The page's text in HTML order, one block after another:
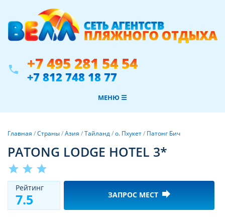
phone +7 495 281 54 54
+7 812 748 18 77
МЕНЮ ☰
Главная /Страны/Азия /Тайланд/о. Пхукет/ Патонг Бич
PATONG LODGE HOTEL 3*
star star star
Рeйтинг
7.5 ЗАПРОС МЕСТ forward